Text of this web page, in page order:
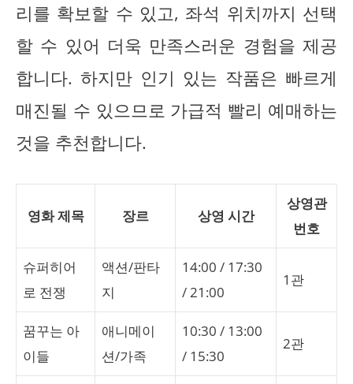
리를 확보할 수 있고, 좌석 위치까지 선택
할 수 있어 더욱 만족스러운 경험을 제공
합니다. 하지만 인기 있는 작품은 빠르게
매진될 수 있으므로 가급적 빨리 예매하는
것을 추천합니다.
영화 제목 장르 상영 시간
상영관
번호
슈퍼히어
로 전쟁
액션/판타
지
14:00 / 17:30
/ 21:00
1관
꿈꾸는 아
이들
애니메이
션/가족
10:30 / 13:00
/ 15:30
2관